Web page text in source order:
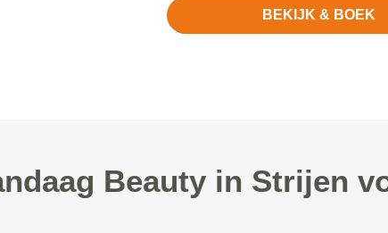
BEKIJK & BOEK
Beauty in Strijen